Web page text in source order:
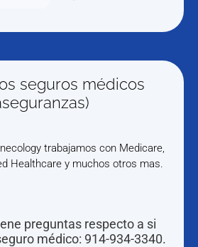
seguros médicos
trabajamos con Medicare,
Healthcare y muchos otros mas.
preguntas respecto a si
médico: 914-934-3340.